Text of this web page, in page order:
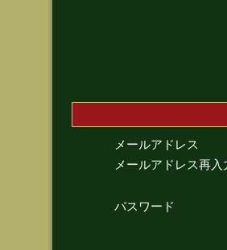
メールアドレス
メールアドレス再入
パスワード